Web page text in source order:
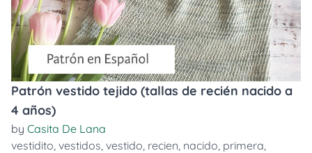
Patrón vestido tejido (tallas de recién nacido a
4 años)
by Casita De Lana
vestidito, vestidos, vestido, recien, nacido, primera,